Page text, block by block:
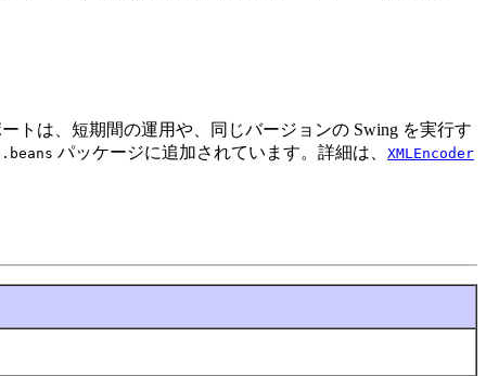
トは、短期間の運用や、同じバージョンの Swing を実行す
パッケージに追加されています。詳細は、 XMLEncoder